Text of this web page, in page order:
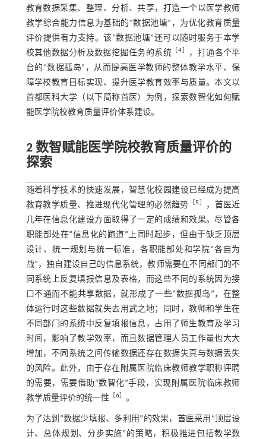
教育数据采集、整理、分析、共享，打造一个以医学教师
教学综合能力信息为基础的“数据池塘”，为优化教育质量
评价提供有力支持。该“数据池塘”还可以随时服务于本学
校其他数据分析及数据挖掘任务的系统［4
，打通各个平
台的“数据孤岛”，从而提高医学教师的整体教学水平、保
障学校教育目标实现、提升医学教育效率与质量。本文以
首都医科大学（以下简称首医）为例，探索数智化如何赋
能医学院校教育质量评价体系建设。
2 数智赋能医学院校教育质量评价的
探索
随着科学技术的快速发展，智慧化校园建设已经成为提高
教育教学质量、推进现代化管理的必然趋势 ［5
，首医近
几年在信息化建设方面取得了一定的成绩和效果。尽管各
职能部处在“信息化的跑道”上同时起步，但由于缺乏顶层
设计、统一规划与统一标准，各职能部处和学院“各自为
战”，独自建设自己的信息系统，教师需要在不同部门的不
同系统上反复填报信息及表格，而这些不同的系统因为接
口不通而不能共享数据，就形成了一些“数据孤岛”，在整
体运行时这些数据就失去用武之地；同时，教师和学生在
不同部门的系统中反复填报信息，占用了师生教育及学习
时间，影响了教学效率，而且数据管理人员工作量也大大
增加，不同系统之间传输数据还存在数据失真与数据丢失
的风险。此外，由于存在附属医院临床教师教学职称评聘
的需要，需要借助“数智化”手段，实现附属医院临床教师
教学质量评价的统一性
6］ 。
为了达到“数据少填报、多利用”的效果，首医采用“顶层设
计、总体规划、分步实施”的策略，积极推进包括教学数